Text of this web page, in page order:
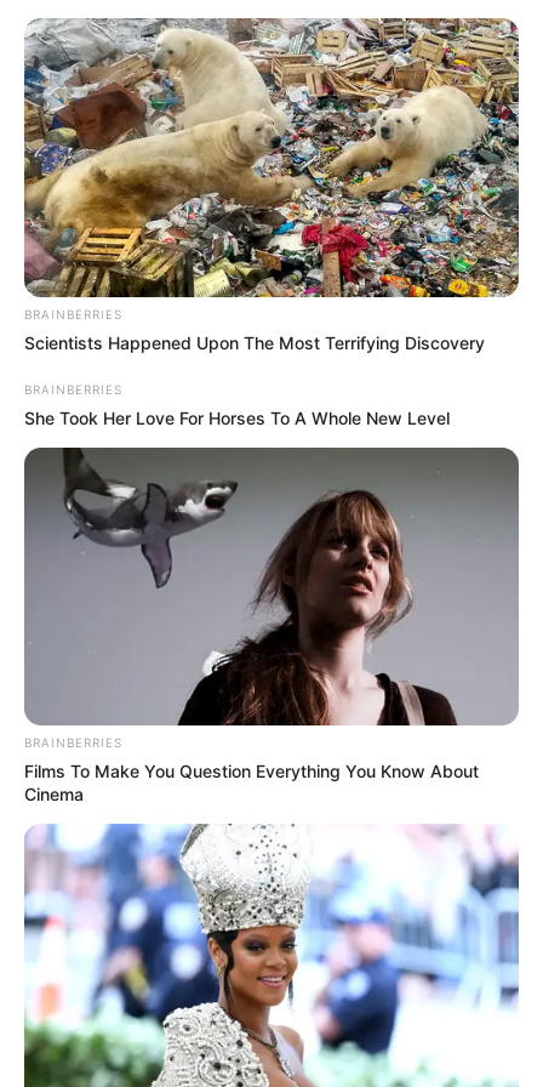
Como Fazer uma Luminária de
Vela com Vidro de Conserva
BRAINBERRIES
Scientists Happened Upon The Most Terrifying Discovery
BRAINBERRIES
She Took Her Love For Horses To A Whole New Level
BRAINBERRIES
Films To Make You Question Everything You Know About
Cinema